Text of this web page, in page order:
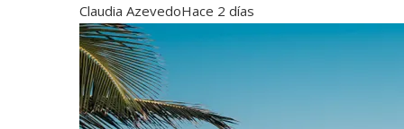
Claudia AzevedoHace 2 días